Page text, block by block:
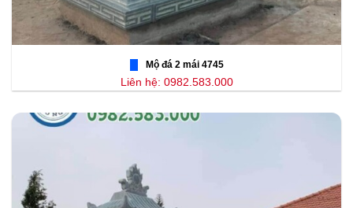
Mộ đá 2 mái 4745
Liên hệ: 0982.583.000